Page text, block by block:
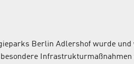
Berlin Adlershof wurde
Infrastrukturmaßnahmen